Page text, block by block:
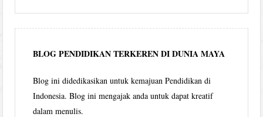
per
bulan
BLOG PENDIDIKAN TERKEREN DI DUNIA MAYA
Blog ini didedikasikan untuk kemajuan Pendidikan di
Indonesia. Blog ini mengajak anda untuk dapat kreatif
dalam menulis.